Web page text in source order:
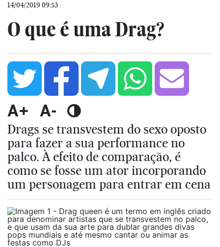
14/04/2019 09:53
O que é uma Drag?
A+ A-
Drags se transvestem do sexo oposto
para fazer a sua performance no
palco. À efeito de comparação, é
como se fosse um ator incorporando
um personagem para entrar em cena